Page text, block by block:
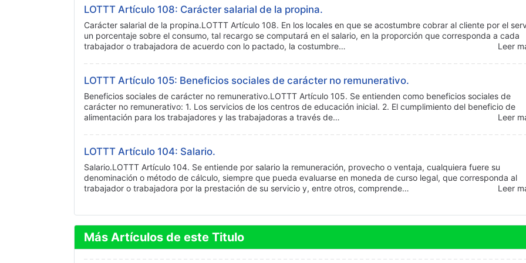
LOTTT Artículo 108: Carácter salarial de la propina.
Carácter salarial de la propina.LOTTT Artículo 108. En los locales en que se acostumbre cobrar al cliente por el
un porcentaje sobre el consumo, tal recargo se computará en el salario, en la proporción que corresponda a cada
trabajador o trabajadora de acuerdo con lo pactado, la costumbre…
Leer
LOTTT Artículo 105: Beneficios sociales de carácter no remunerativo.
Beneficios sociales de carácter no remunerativo.LOTTT Artículo 105. Se entienden como beneficios sociales de
carácter no remunerativo: 1. Los servicios de los centros de educación inicial. 2. El cumplimiento del beneficio de
alimentación para los trabajadores y las trabajadoras a través de…
Leer
LOTTT Artículo 104: Salario.
Salario.LOTTT Artículo 104. Se entiende por salario la remuneración, provecho o ventaja, cualquiera fuere su
denominación o método de cálculo, siempre que pueda evaluarse en moneda de curso legal, que corresponda al
trabajador o trabajadora por la prestación de su servicio y, entre otros, comprende…
Leer
Más Artículos de este Titulo